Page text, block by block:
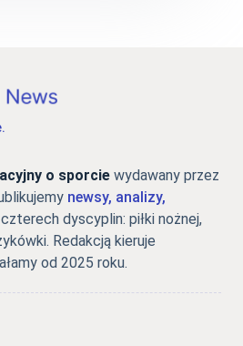
o sporcie wydawany przez
newsy, analizy,
dyscyplin: piłki nożnej,
Redakcją kieruje
od 2025 roku.